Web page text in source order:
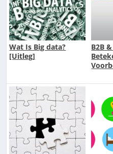
Wat Is Big data?
[Uitleg]
B2B